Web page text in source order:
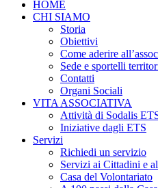
HOME
CHI SIAMO
Storia
Obiettivi
Come aderire
Sede e sportelli
Contatti
Organi Sociali
VITA ASSOCIATIVA
Attività di Sodalis
Iniziative dagli ETS
Servizi
Richiedi un servizio
Servizi ai Cittadini e
Casa del Volontariato